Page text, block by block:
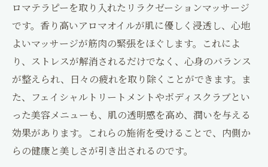
ロマテラピーを取り入れたリラクゼーションマッサージ
です。香り高いアロマオイルが肌に優しく浸透し、心地
よいマッサージが筋肉の緊張をほぐします。これによ
り、ストレスが解消されるだけでなく、心身のバランス
が整えられ、日々の疲れを取り除くことができます。ま
た、フェイシャルトリートメントやボディスクラブとい
った美容メニューも、肌の透明感を高め、潤いを与える
効果があります。これらの施術を受けることで、内側か
らの健康と美しさが引き出されるのです。